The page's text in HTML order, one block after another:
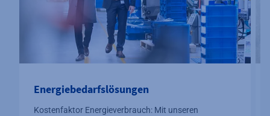
Energiebedarfs­lösungen
Kostenfaktor Energieverbrauch: Mit unseren